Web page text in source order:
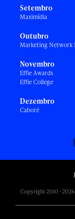
Setembro
Maximídia
Outubro
Marketing Network
Novembro
Effie Awards
Effie College
Dezembro
Caboré
Copyright 2010 -